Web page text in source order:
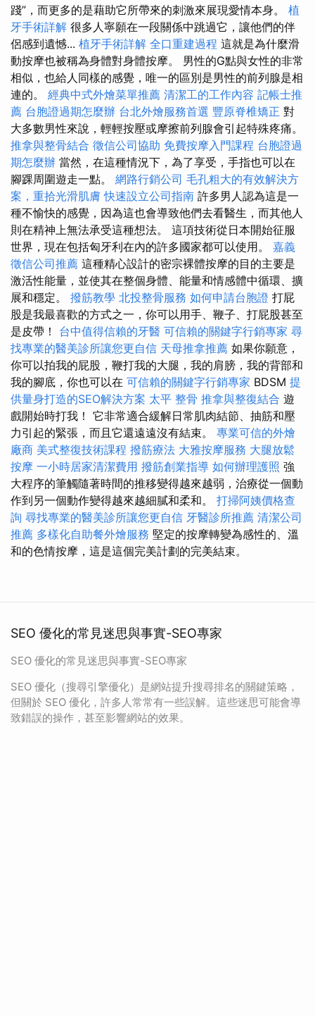
踐”，而更多的是藉助它所帶來的刺激來展現愛情本身。 植
牙手術詳解 很多人寧願在一段關係中跳過它，讓他們的伴
侶感到遺憾... 植牙手術詳解 全口重建過程 這就是為什麼滑
動按摩也被稱為身體對身體按摩。 男性的G點與女性的非常
相似，也給人同樣的感覺，唯一的區別是男性的前列腺是相
連的。 經典中式外燴菜單推薦 清潔工的工作內容 記帳士推
薦 台胞證過期怎麼辦 台北外燴服務首選 豐原脊椎矯正 對
大多數男性來說，輕輕按壓或摩擦前列腺會引起特殊疼痛。
推拿與整骨結合 徵信公司協助 免費按摩入門課程 台胞證過
期怎麼辦 當然，在這種情況下，為了享受，手指也可以在
腳踝周圍遊走一點。 網路行銷公司 毛孔粗大的有效解決方
案，重拾光滑肌膚 快速設立公司指南 許多男人認為這是一
種不愉快的感覺，因為這也會導致他們去看醫生，而其他人
則在精神上無法承受這種想法。 這項技術從日本開始征服
世界，現在包括匈牙利在內的許多國家都可以使用。 嘉義
徵信公司推薦 這種精心設計的密宗裸體按摩的目的主要是
激活性能量，並使其在整個身體、能量和情感體中循環、擴
展和穩定。 撥筋教學 北投整骨服務 如何申請台胞證 打屁
股是我最喜歡的方式之一，你可以用手、鞭子、打屁股甚至
是皮帶！ 台中值得信賴的牙醫 可信賴的關鍵字行銷專家 尋
找專業的醫美診所讓您更自信 天母推拿推薦 如果你願意，
你可以拍我的屁股，鞭打我的大腿，我的肩膀，我的背部和
我的腳底，你也可以在 可信賴的關鍵字行銷專家 BDSM 提
供量身打造的SEO解決方案 太平 整骨 推拿與整復結合 遊
戲開始時打我！ 它非常適合緩解日常肌肉結節、抽筋和壓
力引起的緊張，而且它還遠遠沒有結束。 專業可信的外燴
廠商 美式整復技術課程 撥筋療法 大雅按摩服務 大腿放鬆
按摩 一小時居家清潔費用 撥筋創業指導 如何辦理護照 強
大程序的筆觸隨著時間的推移變得越來越弱，治療從一個動
作到另一個動作變得越來越細膩和柔和。 打掃阿姨價格查
詢 尋找專業的醫美診所讓您更自信 牙醫診所推薦 清潔公司
推薦 多樣化自助餐外燴服務 堅定的按摩轉變為感性的、溫
和的色情按摩，這是這個完美計劃的完美結束。
SEO 優化的常見迷思與事實-SEO專家
SEO 優化的常見迷思與事實-SEO專家
SEO 優化（搜尋引擎優化）是網站提升搜尋排名的關鍵策略，
但關於 SEO 優化，許多人常常有一些誤解。這些迷思可能會導
致錯誤的操作，甚至影響網站的效果。